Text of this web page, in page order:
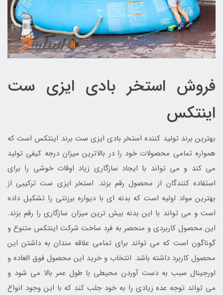
فروش استخر بادی ایزی ست
اینتکس
بهترین برند تولید کننده استخر بادی ایزی ست برند اینتکس است که
همواره تمامی محصولات خود را در بالاترین میزان درجه کیفی تولید
می کند و می تواند با ایجاد سازگاری زیاد اوقات خوشی را برای
استفاده کنندگان از محصول رقم بزند. استخر ایزی ست ترکیبی از
بهترین مواد اولیه است که بدنه ای با دیواره برزنتی را تشکیل داده
است و می تواند با این بدنه بیش ترین میزان سازگاری را رقم بزند.
این محصول کاربردی و منحصر به فرد ساخت شرکت اینتکس متنوع و
گوناگون است که می تواند برای تمامی علاقه مندان به داشتن این
محصول کاربرد داشته باشد. انتخاب و خرید این محصول فوق العاده و
اورجینال سبب به دست آوردن محیطی با طول عمر بالا می شود و
می تواند توجه عده زیادی را به خود جلب کند که با این وجود انواع